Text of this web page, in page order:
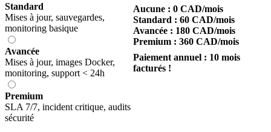
Standard
Mises à jour, sauvegardes,
monitoring basique
Avancée
Mises à jour, images Docker,
monitoring, support < 24h
Premium
SLA 7/7, incident critique, audits
sécurité
Aucune : 0 CAD/mois
Standard : 60 CAD/mois
Avancée : 180 CAD/mois
Premium : 360 CAD/mois
Paiement annuel : 10 mois
facturés !